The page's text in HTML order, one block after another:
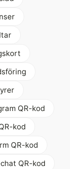
QR-kod
kod
QR-kod
QR-kod